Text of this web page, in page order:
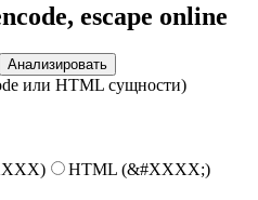
escape online
Анализировать
или HTML сущности)
HTML (&#XXXX;)